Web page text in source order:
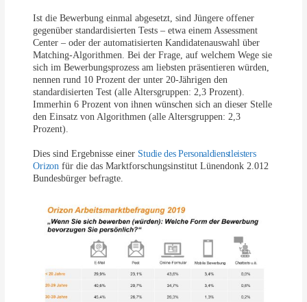
Ist die Bewerbung einmal abgesetzt, sind Jüngere offener
gegenüber standardisierten Tests – etwa einem Assessment
Center – oder der automatisierten Kandidatenauswahl über
Matching-Algorithmen. Bei der Frage, auf welchem Wege sie
sich im Bewerbungsprozess am liebsten präsentieren würden,
nennen rund 10 Prozent der unter 20-Jährigen den
standardisierten Test (alle Altersgruppen: 2,3 Prozent).
Immerhin 6 Prozent von ihnen wünschen sich an dieser Stelle
den Einsatz von Algorithmen (alle Altersgruppen: 2,3
Prozent).
Dies sind Ergebnisse einer Studie des Personaldienstleisters
Orizon für die das Marktforschungsinstitut Lünendonk 2.012
Bundesbürger befragte.